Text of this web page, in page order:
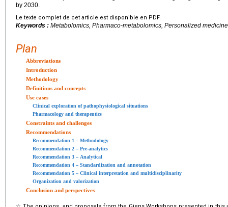
by 2030.
Le texte complet de cet article est disponible en PDF.
Keywords : Metabolomics, Pharmaco-metabolomics, Personalized
Plan
Abbreviations
Introduction
Methodology
Definitions and concepts
Use cases
Clinical exploration of pathophysiological situations
Pharmacology and therapeutics
Constraints and challenges
Recommendations
Recommendation 1 – Methodology
Recommendation 2 – Pre-analytics
Recommendation 3 – Analytical
Recommendation 4 – Standardization and annotation
Recommendation 5 – Clinical interpretation and multidisciplinarity
Organization and valorization
Conclusion and perspectives